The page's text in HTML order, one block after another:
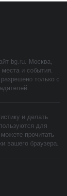
bg.ru. Москва,
и события.
только с
и делать
для
прочитать
вашего браузера.